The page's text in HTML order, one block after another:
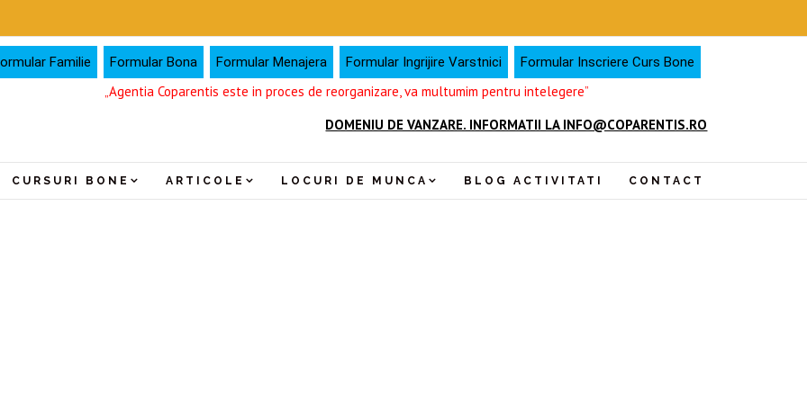
Familie Formular Bona Formular Menajera Formular Ingrijire Varstnici Formular Inscriere Curs Bone
„Agentia Coparentis este in proces de reorganizare, va multumim pentru intelegere”
DOMENIU DE VANZARE. INFORMATII LA INFO@COPARENTIS.RO
CURSURI BONE ARTICOLE LOCURI DE MUNCA BLOG ACTIVITATI CONTACT